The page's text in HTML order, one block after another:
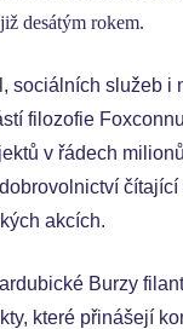
desátým rokem.
sociálních služeb i
filozofie
v řádech
akcích.
Burzy
které přinášejí